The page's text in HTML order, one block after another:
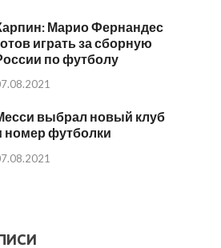
Марио Фернандес
играть за сборную
по футболу
выбрал новый клуб
номер футболки